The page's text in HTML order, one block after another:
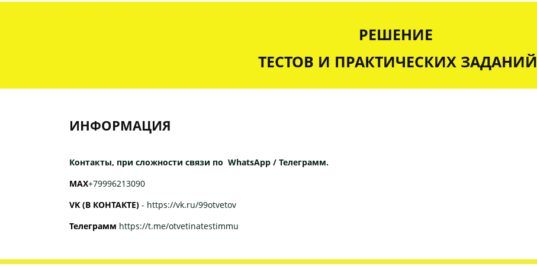
РЕШЕНИЕ
ТЕСТОВ И ПРАКТИЧЕСКИХ ЗАДАНИЙ
ИНФОРМАЦИЯ
Контакты, при сложности связи по WhatsApp / Телеграмм.
МАХ+79996213090
VK (В КОНТАКТЕ) - https://vk.ru/99otvetov
Телеграмм https://t.me/otvetinatestimmu